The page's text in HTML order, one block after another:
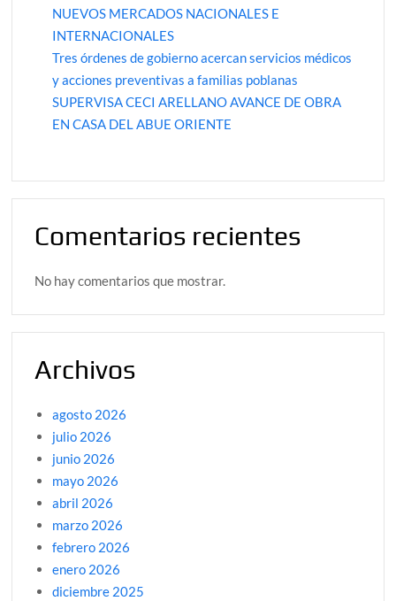
NUEVOS MERCADOS NACIONALES E
INTERNACIONALES
Tres órdenes de gobierno acercan servicios médicos
y acciones preventivas a familias poblanas
SUPERVISA CECI ARELLANO AVANCE DE OBRA
EN CASA DEL ABUE ORIENTE
Comentarios recientes
No hay comentarios que mostrar.
Archivos
agosto 2026
julio 2026
junio 2026
mayo 2026
abril 2026
marzo 2026
febrero 2026
enero 2026
diciembre 2025